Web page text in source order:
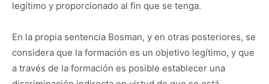
legítimo y proporcionado al fin que se tenga.
En la propia sentencia Bosman, y en otras posteriores, se
considera que la formación es un objetivo legítimo, y que
a través de la formación es posible establecer una